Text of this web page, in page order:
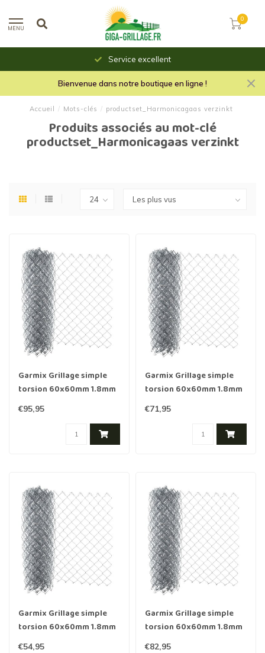
MENU
0
Service excellent
Bienvenue dans notre boutique en ligne !
Accueil / Mots-clés / productset_Harmonicagaas verzinkt
Produits associés au mot-clé
productset_Harmonicagaas verzinkt
Garmix Grillage simple
torsion 60x60mm 1.8mm
150cm 25m Galvanis≈Ω
€95,95
Garmix Grillage simple
torsion 60x60mm 1.8mm
120cm 25m Galvanis≈Ω
€71,95
Garmix Grillage simple
torsion 60x60mm 1.8mm
80cm 25m Galvanis≈Ω
€54,95
Garmix Grillage simple
torsion 60x60mm 1.8mm
150cm 15m Galvanis≈Ω
€82,95